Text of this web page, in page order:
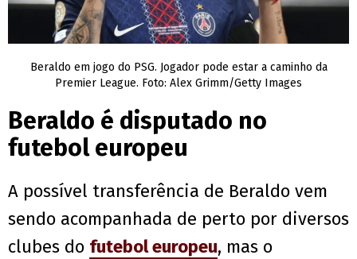
Beraldo em jogo do PSG. Jogador pode estar a caminho da
Premier League. Foto: Alex Grimm/Getty Images
Beraldo é disputado no
futebol europeu
A possível transferência de Beraldo vem
sendo acompanhada de perto por diversos
clubes do futebol europeu, mas o